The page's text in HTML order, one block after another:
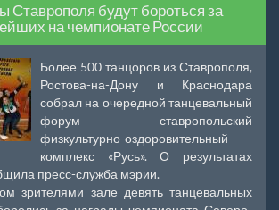
Ставрополя будут бороться за
на чемпионате России
Более 500 танцоров из Ставрополя,
Ростова-на-Дону и Краснодара
собрал на очередной танцевальный
форум ставропольский
физкультурно-оздоровительный
комплекс «Русь». О результатах
пресс-служба мэрии.
зрителями зале девять танцевальных